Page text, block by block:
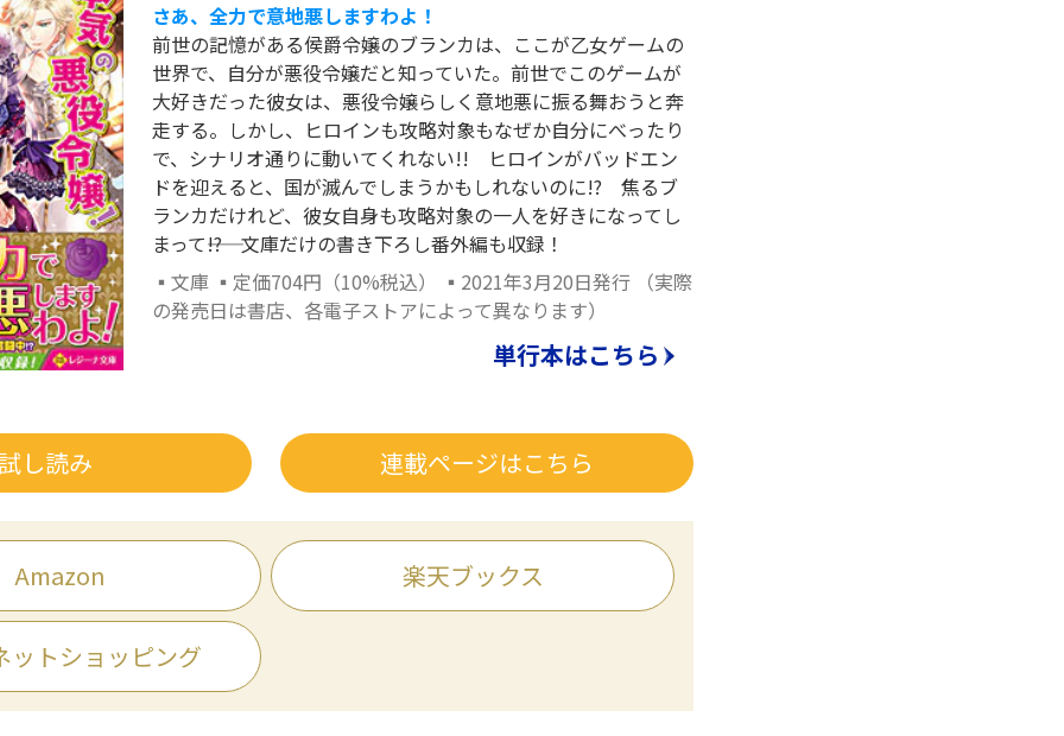
さあ、全力で意地悪しますわよ！
前世の記憶がある侯爵令嬢のブランカは、ここが乙女ゲームの
世界で、自分が悪役令嬢だと知っていた。前世でこのゲームが
大好きだった彼女は、悪役令嬢らしく意地悪に振る舞おうと奔
走する。しかし、ヒロインも攻略対象もなぜか自分にべったり
で、シナリオ通りに動いてくれない!! ヒロインがバッドエン
ドを迎えると、国が滅んでしまうかもしれないのに!? 焦るブ
ランカだけれど、彼女自身も攻略対象の一人を好きになってし
まって――!? 文庫だけの書き下ろし番外編も収録！
▪文庫 ▪定価704円（10%税込） ▪2021年3月20日発行 （実際
の発売日は書店、各電子ストアによって異なります）
単行本はこちら
し読み 連載ページはこちら
Amazon 楽天ブックス
ットショッピング